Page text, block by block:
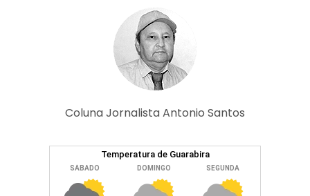
Coluna Jornalista Antonio Santos